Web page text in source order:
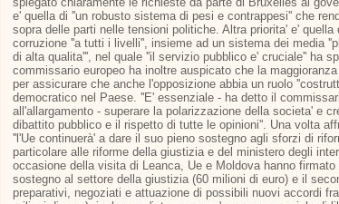
e' quella di ''un robusto sistema di pesi e contrappesi'' che
sopra delle parti nelle tensioni politiche. Altra priorita' e' quella
corruzione ''a tutti i livelli'', insieme ad un sistema dei media
di alta qualita''', nel quale ''il servizio pubblico e' cruciale'' ha
commissario europeo ha inoltre auspicato che la
per assicurare che anche l'opposizione abbia un ruolo
democratico nel Paese. ''E' essenziale - ha detto il
all'allargamento - superare la polarizzazione della societa' e
dibattito pubblico e il rispetto di tutte le opinioni''. Una volta
''l'Ue continuerà' a dare il suo pieno sostegno agli sforzi di
particolare alle riforme della giustizia e del ministero degli
occasione della visita di Leanca, Ue e Moldova hanno
sostegno al settore della giustizia (60 milioni di euro) e il
preparativi, negoziati e attuazione di possibili nuovi accordi